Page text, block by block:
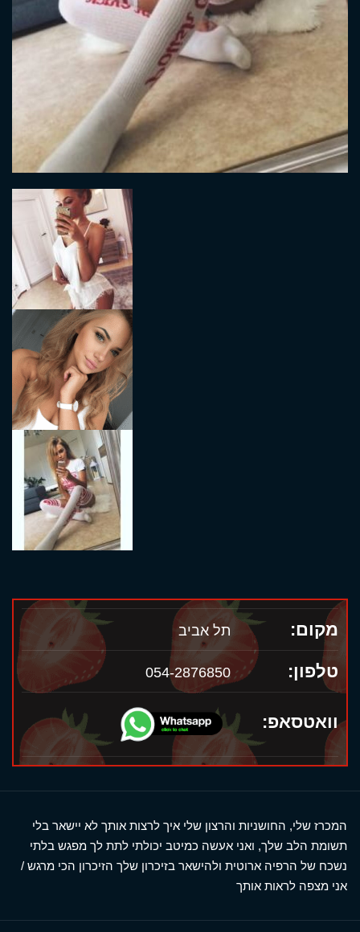
מקום: תל אביב
טלפון: 054-2876850
וואטסאפ:
המכרז שלי, החושניות והרצון שלי איך לרצות אותך לא יישאר בלי
תשומת הלב שלך, ואני אעשה כמיטב יכולתי לתת לך מפגש בלתי
נשכח של הרפיה ארוטית ולהישאר בזיכרון שלך הזיכרון הכי מרגש /
אני מצפה לראות אותך